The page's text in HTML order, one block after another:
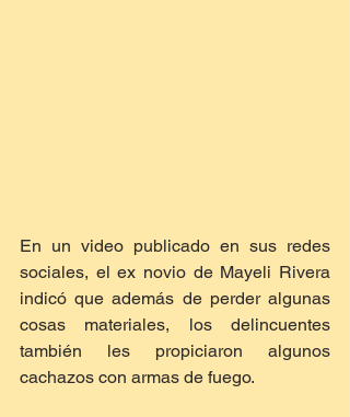
En un video publicado en sus redes
sociales, el ex novio de Mayeli Rivera
indicó que además de perder algunas
cosas materiales, los delincuentes
también les propiciaron algunos
cachazos con armas de fuego.